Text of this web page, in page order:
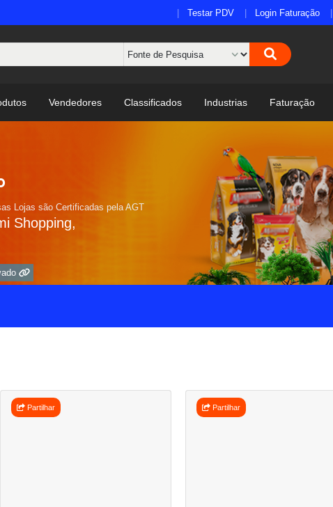
Testar PDV Login Faturação
Vendedores Classificados Industrias Faturação
Lojas são Certificadas pela AGT
Shopping,
Partilhar Partilhar